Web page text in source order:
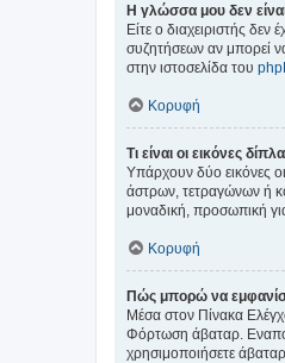
Η γλώσσα μου δεν
Είτε ο διαχειριστής
συζητήσεων αν μπορεί
στην ιστοσελίδα του
Κορυφή
Τι είναι οι εικόνες
Υπάρχουν δύο εικόνες
άστρων, τετραγώνων ή
μοναδική, προσωπική
Κορυφή
Πώς μπορώ να
Μέσα στον Πίνακα
Φόρτωση άβαταρ.
χρησιμοποιήσετε